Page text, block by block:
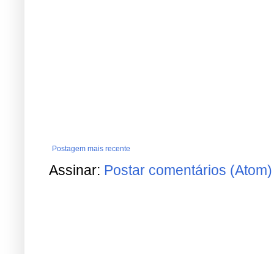
Postagem mais recente
Assinar: Postar comentários (Atom)